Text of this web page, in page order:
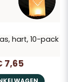
hart, 10-pack
7,65